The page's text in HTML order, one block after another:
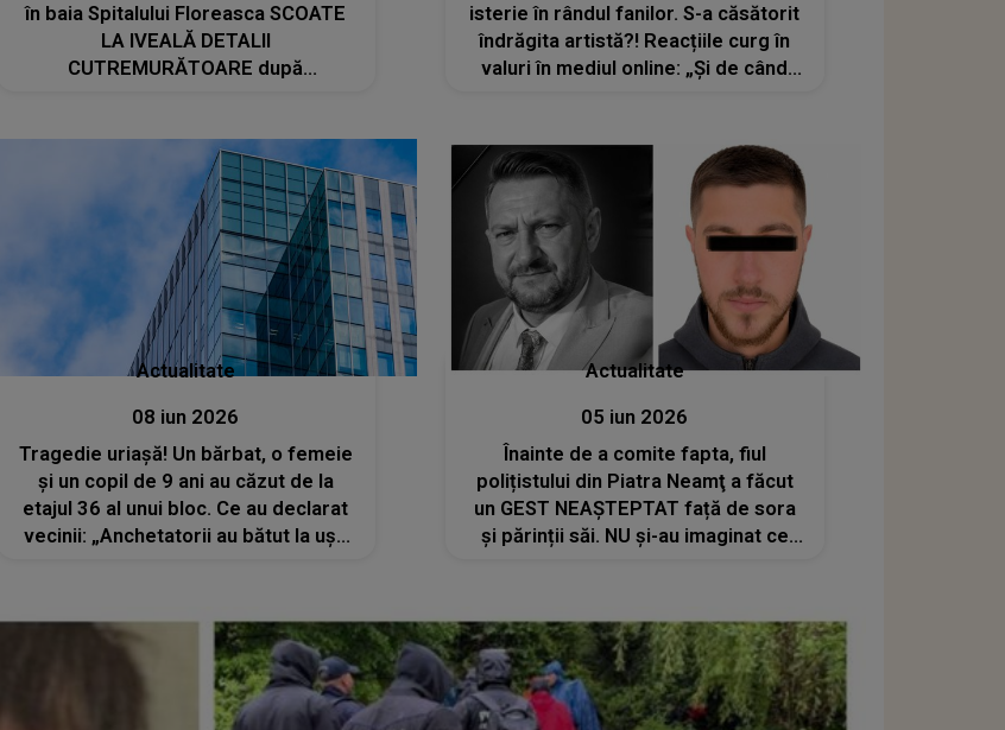
în baia Spitalului Floreasca SCOATE
LA IVEALĂ DETALII
CUTREMURĂTOARE după
Ce îl apăsa pe suflet: "Nu mai pot,
sunt foarte..."
isterie în rândul fanilor. S-a căsătorit
îndrăgita artistă?! Reacțiile curg în
valuri în mediul online: „Și de când
Actualitate
08 iun 2026
Tragedie uriașă! Un bărbat, o femeie
și un copil de 9 ani au căzut de la
etajul 36 al unui bloc. Ce au declarat
vecinii: „Anchetatorii au bătut la ușa
Actualitate
05 iun 2026
Înainte de a comite fapta, fiul
polițistului din Piatra Neamţ a făcut
un GEST NEAȘTEPTAT față de sora
și părinții săi. NU și-au imaginat ce
"Ca un om să facă asta are nevoie
să..."